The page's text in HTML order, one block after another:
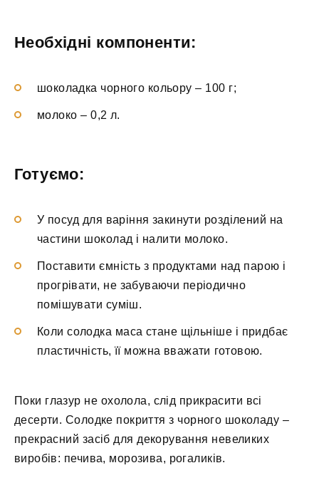
Необхідні компоненти:
шоколадка чорного кольору – 100 г;
молоко – 0,2 л.
Готуємо:
У посуд для варіння закинути розділений на
частини шоколад і налити молоко.
Поставити ємність з продуктами над парою і
прогрівати, не забуваючи періодично
помішувати суміш.
Коли солодка маса стане щільніше і придбає
пластичність, її можна вважати готовою.
Поки глазур не охолола, слід прикрасити всі
десерти. Солодке покриття з чорного шоколаду –
прекрасний засіб для декорування невеликих
виробів: печива, морозива, рогаликів.